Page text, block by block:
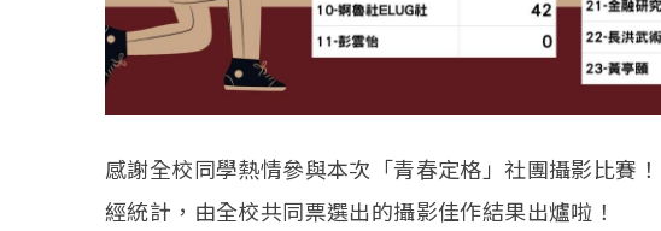
感謝全校同學熱情參與本次「青春定格」社團攝影比賽！
經統計，由全校共同票選出的攝影佳作結果出爐啦！